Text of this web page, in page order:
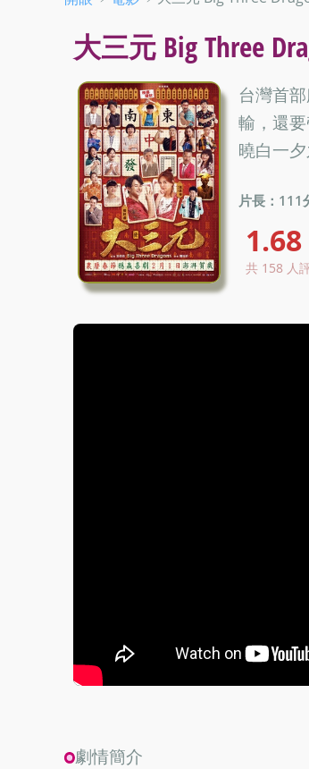
大三元 Big Three
台灣首
輸，還
曉白一
片長：111
共 158 人
劇情簡介